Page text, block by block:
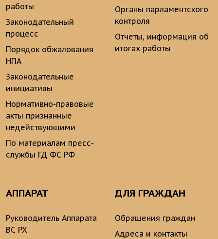
работы
Законодательный
процесс
Порядок обжалования
НПА
Законодательные
инициативы
Нормативно-правовые
акты признанные
недействующими
По материалам пресс-
службы ГД ФС РФ
Органы парламентского
контроля
Отчеты, информация об
итогах работы
АППАРАТ
Руководитель Аппарата
ВС РХ
ДЛЯ ГРАЖДАН
Обращения граждан
Адреса и контакты